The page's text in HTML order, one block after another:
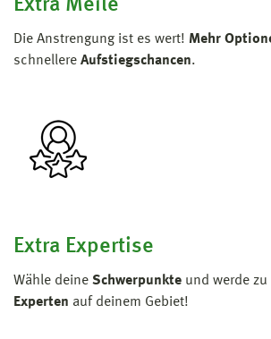
Extra Meile
Die Anstrengung ist es wert! Mehr
schnellere Aufstiegschancen.
Extra Expertise
Wähle deine Schwerpunkte und werde zu
Experten auf deinem Gebiet!